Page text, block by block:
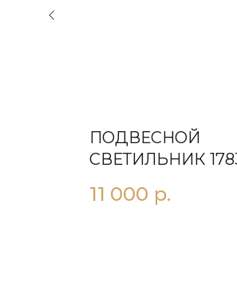
ПОДВЕСНОЙ
СВЕТИЛЬНИК
11 000 р.